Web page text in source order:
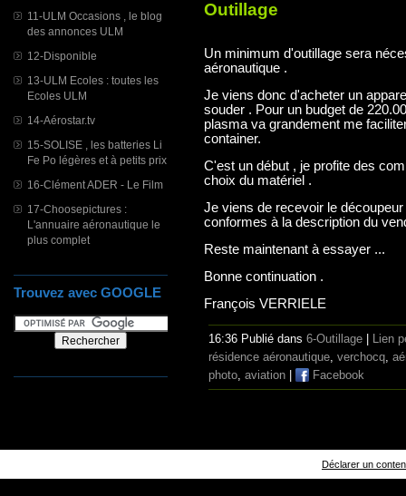
11-ULM Occasions , le blog
des annonces ULM
12-Disponible
13-ULM Ecoles : toutes les
Ecoles ULM
14-Aérostar.tv
15-SOLISE , les batteries Li
Fe Po légères et à petits prix
16-Clément ADER - Le Film
17-Choosepictures :
L'annuaire aéronautique le
plus complet
Trouvez avec GOOGLE
Outillage
Un minimum d'outillage sera
aéronautique .
Je viens donc d'acheter un
souder . Pour un budget de
plasma va grandement me
container.
C'est un début , je profite des
choix du matériel .
Je viens de recevoir le
conformes à la description du
Reste maintenant à essayer ...
Bonne continuation .
François VERRIELE
16:36 Publié dans 6-Outillage
Lien
résidence aéronautique, verchocq,
photo, aviation Facebook
Déclarer un